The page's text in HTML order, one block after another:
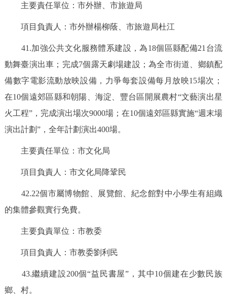
主要責任單位：市外辦、市旅遊局
項目負責人：市外辦楊柳蔭、市旅遊局杜江
41.加強公共文化服務體系建設，為18個區縣配備21台流
動舞臺演出車；完成7個露天劇場建設；為全市街道、鄉鎮配
備數字電影流動放映設備，力爭每套設備每月放映15場次；
在10個遠郊區縣和朝陽、海淀、豐台區開展農村“文藝演出星
火工程”，完成演出場次9000場；在10個遠郊區縣實施“週末場
演出計劃”，全年計劃演出400場。
主要責任單位：市文化局
項目負責人：市文化局降鞏民
42.22個市屬博物館、展覽館、紀念館對中小學生有組織
的集體參觀實行免費。
主要負責單位：市教委
項目負責人：市教委劉利民
43.繼續建設200個“益民書屋”，其中10個建在少數民族
鄉、村。